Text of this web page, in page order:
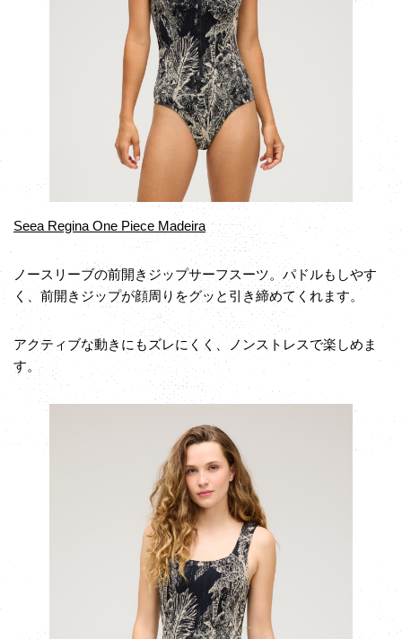
Seea Regina One Piece Madeira
ノースリーブの前開きジップサーフスーツ。パドルもしやす
く、前開きジップが顔周りをグッと引き締めてくれます。
アクティブな動きにもズレにくく、ノンストレスで楽しめま
す。